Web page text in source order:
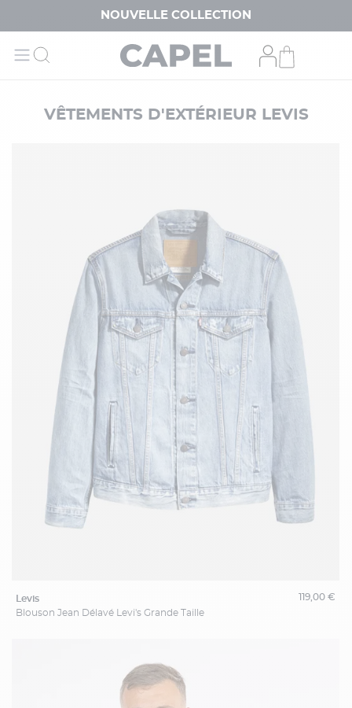
NOUVELLE COLLECTION
VÊTEMENTS D'EXTÉRIEUR LEVIS
levis
Blouson Jean Délavé Levi's Grande Taille
119,00 €